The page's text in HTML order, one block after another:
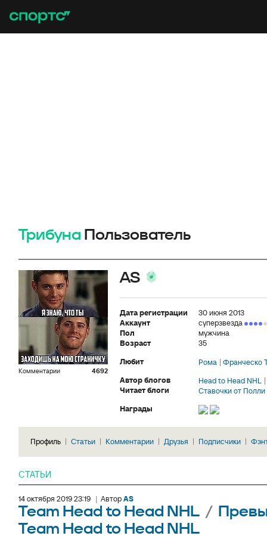
Трибуна Пользователь
Комментарии 4692
AS
Дата регистрации
30 июня 2013
Аккаунт
суперзвезда
Пол
мужчина
Возраст
35
Любит
Рома Франческо
Автор блогов
Head to Head NHL
Читает блоги
Ставочки от Полли
Награды
Профиль Статьи Комментарии Друзья Подписчики
СТАТЬИ
14 октября 2019 23:19 | АвторAS
Team Head to Head NHL /
Team Head to Head NHL